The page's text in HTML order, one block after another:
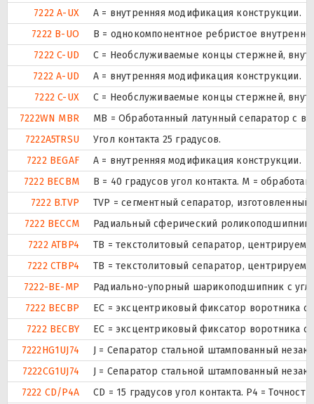
7222 A-UX
A = внутренняя модификация конструкции.
7222 B-UO
B = однокомпонентное ребристое
7222 C-UD
С = Необслуживаемые концы стержней,
7222 A-UD
A = внутренняя модификация конструкции.
7222 C-UX
С = Необслуживаемые концы стержней,
7222WN MBR
MB = Обработанный латунный сепаратор с
7222A5TRSU
Угол контакта 25 градусов.
7222 BEGAF
A = внутренняя модификация конструкции.
7222 BECBM
B = 40 градусов угол контакта. M =
7222 B.TVP
TVP = сегментный сепаратор,
7222 BECCM
Радиальный сферический
7222 ATBP4
ТВ = текстолитовый сепаратор,
7222 CTBP4
ТВ = текстолитовый сепаратор,
7222-BE-MP
Радиально-упорный шарикоподшипник с
7222 BECBP
ЕС = эксцентриковый фиксатор воротника
7222 BECBY
ЕС = эксцентриковый фиксатор воротника
7222HG1UJ74
J = Сепаратор стальной штампованный
7222CG1UJ74
J = Сепаратор стальной штампованный
7222 CD/P4A
CD = 15 градусов угол контакта. P4 =